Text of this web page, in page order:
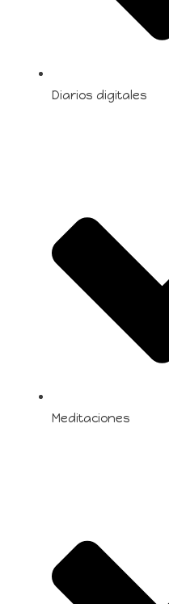
Diarios digitales
Meditaciones